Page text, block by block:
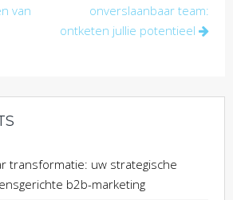
van
onverslaanbaar team:
ontketen jullie potentieel
transformatie: uw strategische
b2b-marketing